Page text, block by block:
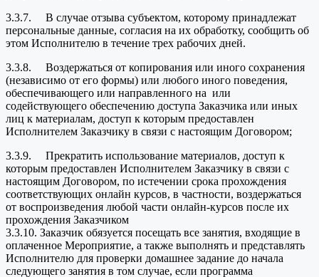
3.3.7. В случае отзыва субъектом, которому принадлежат
персональные данные, согласия на их обработку, сообщить об
этом Исполнителю в течение трех рабочих дней.
3.3.8. Воздержаться от копирования или иного сохранения
(независимо от его формы) или любого иного поведения,
обеспечивающего или направленного на или
содействующего обеспечению доступа Заказчика или иных
лиц к материалам, доступ к которым предоставлен
Исполнителем Заказчику в связи с настоящим Договором;
3.3.9. Прекратить использование материалов, доступ к
которым предоставлен Исполнителем Заказчику в связи с
настоящим Договором, по истечении срока прохождения
соответствующих онлайн курсов, в частности, воздержаться
от воспроизведения любой части онлайн-курсов после их
прохождения Заказчиком
3.3.10. Заказчик обязуется посещать все занятия, входящие в
оплаченное Мероприятие, а также выполнять и представлять
Исполнителю для проверки домашнее задание до начала
следующего занятия в том случае, если программа